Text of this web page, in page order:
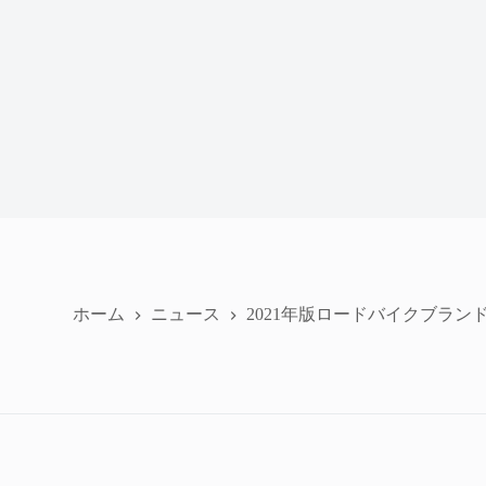
ホーム ニュース 2021年版ロードバイクブラン